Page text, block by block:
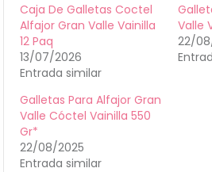
Caja De Galletas Coctel
Alfajor Gran Valle Vainilla
12 Paq
13/07/2026
Entrada similar
Valle
22/
Galletas Para Alfajor Gran
Valle Cóctel Vainilla 550
Gr*
22/08/2025
Entrada similar